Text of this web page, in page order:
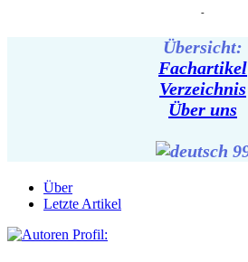
-
Übersicht:
Fachartikel
Verzeichnis
Über uns
Über
Letzte Artikel